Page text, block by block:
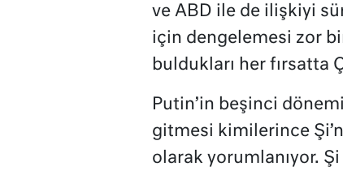
ve ABD ile de ilişkiyi
için dengelemesi zor
buldukları her fırsatta
Putin’in beşinci
gitmesi kimilerince
olarak yorumlanıyor.